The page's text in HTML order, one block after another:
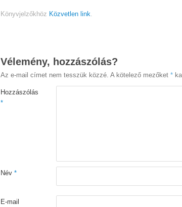
Könyvjelzőkhöz Közvetlen link.
Vélemény, hozzászólás?
Az e-mail címet nem tesszük közzé. A kötelező mezőket *
Hozzászólás
*
Név *
E-mail